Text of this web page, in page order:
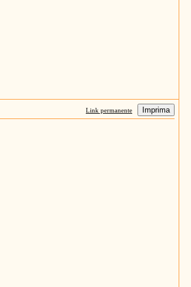
Link permanente Imprima